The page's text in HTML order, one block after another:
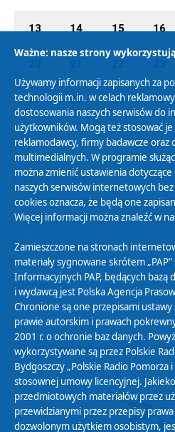
13 14 15 16
27 28 29 30
Polityka Prywatności
Zasady korzystania z Serwisu
Organizacje Pożytku Publicznego
Cyfryzacja DAB+
Polityka ochrony danych
Abonament
Zamówienia publiczne
Biuletyn Informacji
Ważne: nasze strony
Używamy informacji zapisanych za
technologii m.in. w celach
dostosowania naszych serwisów do
użytkowników. Mogą też stosować je
reklamodawcy, firmy badawcze oraz
multimedialnych. W programie
można zmienić ustawienia
naszych serwisów internetowych
cookies oznacza, że będą one
Więcej informacji można znaleźć w
Zamieszczone na stronach
materiały sygnowane skrótem
Informacyjnych PAP, będących
i wydawcą jest Polska Agencja
Chronione są one przepisami
prawie autorskim i prawach
2001 r. o ochronie baz danych.
wykorzystywane są przez Polskie
Bydgoszczy „Polskie Radio Pomorza
stosownej umowy licencyjnej.
przedmiotowych materiałów przez
przewidzianymi przez przepisy
dozwolonym użytkiem osobistym,